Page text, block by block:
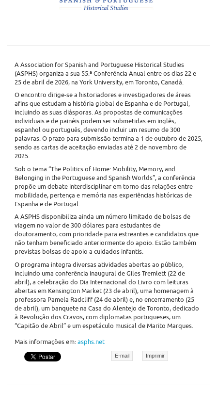
A Association for Spanish and Portuguese Historical Studies
(ASPHS) organiza a sua 55.ª Conferência Anual entre os dias 22 e
25 de abril de 2026, na York University, em Toronto, Canadá.
O encontro dirige-se a historiadores e investigadores de áreas
afins que estudam a história global de Espanha e de Portugal,
incluindo as suas diásporas. As propostas de comunicações
individuais e de painéis podem ser submetidas em inglês,
espanhol ou português, devendo incluir um resumo de 300
palavras. O prazo para submissão termina a 1 de outubro de 2025,
sendo as cartas de aceitação enviadas até 2 de novembro de
2025.
Sob o tema “The Politics of Home: Mobility, Memory, and
Belonging in the Portuguese and Spanish Worlds”, a conferência
propõe um debate interdisciplinar em torno das relações entre
mobilidade, pertença e memória nas experiências históricas de
Espanha e de Portugal.
A ASPHS disponibiliza ainda um número limitado de bolsas de
viagem no valor de 300 dólares para estudantes de
doutoramento, com prioridade para estreantes e candidatos que
não tenham beneficiado anteriormente do apoio. Estão também
previstas bolsas de apoio a cuidados infantis.
O programa integra diversas atividades abertas ao público,
incluindo uma conferência inaugural de Giles Tremlett (22 de
abril), a celebração do Dia Internacional do Livro com leituras
abertas em Kensington Market (23 de abril), uma homenagem à
professora Pamela Radcliff (24 de abril) e, no encerramento (25
de abril), um banquete na Casa do Alentejo de Toronto, dedicado
à Revolução dos Cravos, com diplomatas portugueses, um
“Capitão de Abril” e um espetáculo musical de Marito Marques.
Mais informações em: asphs.net
E-mail Imprimir